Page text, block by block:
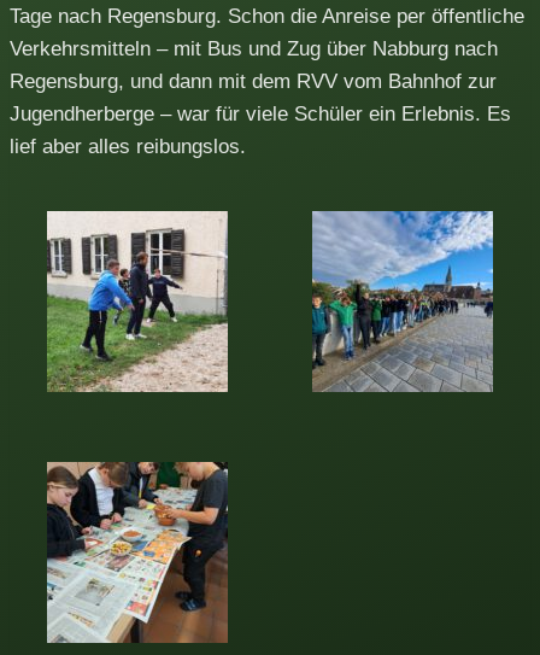
Tage nach Regensburg. Schon die Anreise per öffentliche
Verkehrsmitteln – mit Bus und Zug über Nabburg nach
Regensburg, und dann mit dem RVV vom Bahnhof zur
Jugendherberge – war für viele Schüler ein Erlebnis. Es
lief aber alles reibungslos.